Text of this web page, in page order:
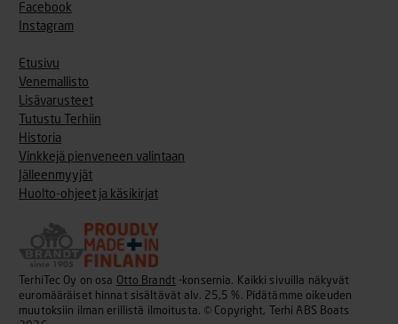
Facebook
Instagram
Etusivu
Venemallisto
Lisävarusteet
Tutustu Terhiin
Historia
Vinkkejä pienveneen valintaan
Jälleenmyyjät
Huolto-ohjeet ja käsikirjat
TerhiTec Oy on osa Otto Brandt -konsernia. Kaikki sivuilla näkyvät
euromääräiset hinnat sisältävät alv. 25,5 %. Pidätämme oikeuden
muutoksiin ilman erillistä ilmoitusta. © Copyright, Terhi ABS Boats